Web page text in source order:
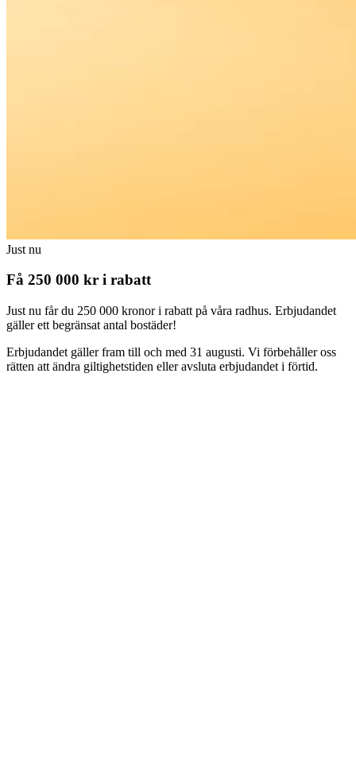
Just nu
Få 250 000 kr i rabatt
Just nu får du 250 000 kronor i rabatt på våra radhus. Erbjudandet
gäller ett begränsat antal bostäder!
Erbjudandet gäller fram till och med 31 augusti. Vi förbehåller oss
rätten att ändra giltighetstiden eller avsluta erbjudandet i förtid.